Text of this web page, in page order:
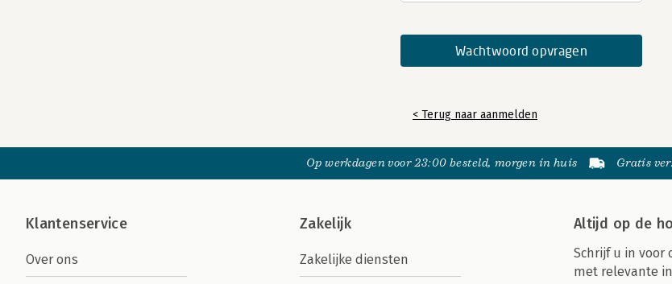
< Terug naar aanmelden
Op werkdagen voor 23:00 besteld, morgen in huis Gratis
Klantenservice
Over ons
Zakelijk
Zakelijke diensten
Altijd op de
Schrijf u in voor
met relevante